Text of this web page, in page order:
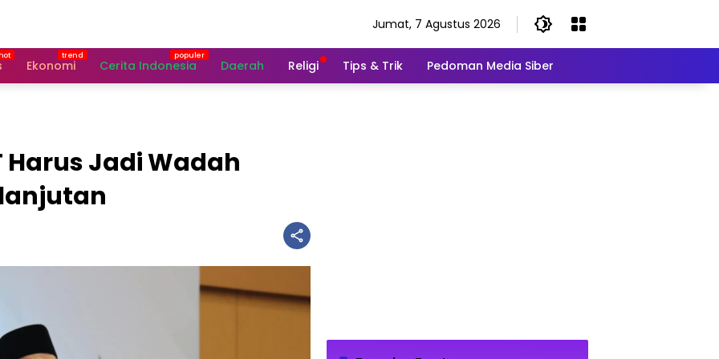
Jumat, 7 Agustus 2026
Ekonomi Cerita Indonesia Daerah Religi Tips & Trik Pedoman Media Siber
Harus Jadi Wadah